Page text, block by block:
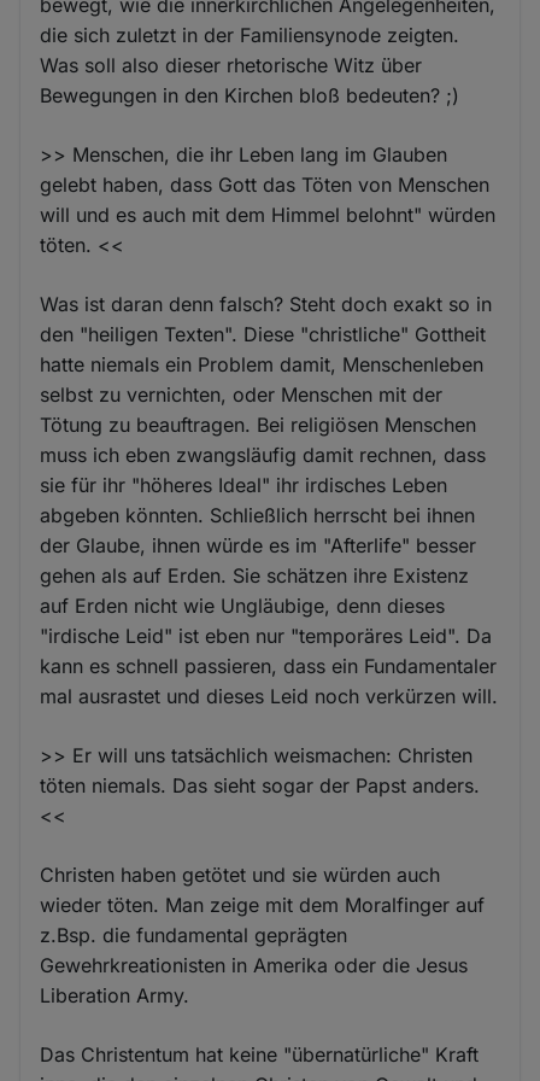
bewegt, wie die innerkirchlichen Angelegenheiten,
die sich zuletzt in der Familiensynode zeigten.
Was soll also dieser rhetorische Witz über
Bewegungen in den Kirchen bloß bedeuten? ;)
>> Menschen, die ihr Leben lang im Glauben
gelebt haben, dass Gott das Töten von Menschen
will und es auch mit dem Himmel belohnt" würden
töten. <<
Was ist daran denn falsch? Steht doch exakt so in
den "heiligen Texten". Diese "christliche" Gottheit
hatte niemals ein Problem damit, Menschenleben
selbst zu vernichten, oder Menschen mit der
Tötung zu beauftragen. Bei religiösen Menschen
muss ich eben zwangsläufig damit rechnen, dass
sie für ihr "höheres Ideal" ihr irdisches Leben
abgeben könnten. Schließlich herrscht bei ihnen
der Glaube, ihnen würde es im "Afterlife" besser
gehen als auf Erden. Sie schätzen ihre Existenz
auf Erden nicht wie Ungläubige, denn dieses
"irdische Leid" ist eben nur "temporäres Leid". Da
kann es schnell passieren, dass ein Fundamentaler
mal ausrastet und dieses Leid noch verkürzen will.
>> Er will uns tatsächlich weismachen: Christen
töten niemals. Das sieht sogar der Papst anders.
<<
Christen haben getötet und sie würden auch
wieder töten. Man zeige mit dem Moralfinger auf
z.Bsp. die fundamental geprägten
Gewehrkreationisten in Amerika oder die Jesus
Liberation Army.
Das Christentum hat keine "übernatürliche" Kraft